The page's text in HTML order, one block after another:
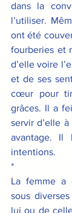
dans la
l’utiliser.
ont été
fourberies et
d’elle voire
et de ses
cœur pour
grâces. Il a
servir d’elle
avantage. Il
intentions.
*
La femme a
sous
lui ou de